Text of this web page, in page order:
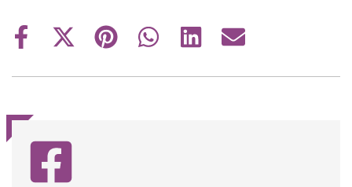
Share
Share
(Twitter)
Share
Share
Share
Share